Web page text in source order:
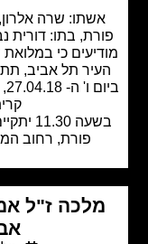
שרה אלרון, בתו
בתו: דורית נבו,
כי במלואת שנה
תל אביב, תתקיים
קרית שאול.
בשעה 11.30
פורת, רחוב המתנדב 52, תל אביב.
ז"ל אמו של
אברהמי